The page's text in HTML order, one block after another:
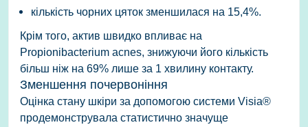
кількість чорних цяток зменшилася на 15,4%.
Крім того, актив швидко впливає на
Propionibacterium acnes, знижуючи його кількість
більш ніж на 69% лише за 1 хвилину контакту.
Зменшення почервоніння
Оцінка стану шкіри за допомогою системи Visia®
продемонструвала статистично значуще